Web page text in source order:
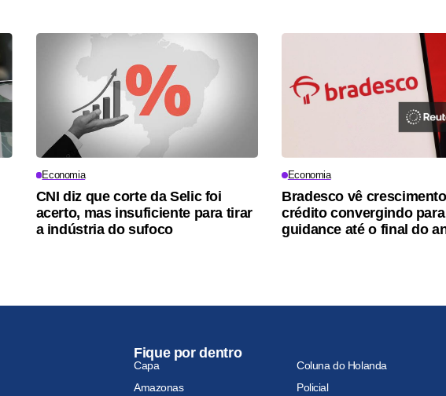
Economia
CNI diz que corte da Selic foi
acerto, mas insuficiente para tirar
a indústria do sufoco
Economia
Bradesco vê
crédito convergindo para
guidance até o final do
Fique por dentro
Capa
Coluna do Holanda
Amazonas
Policial